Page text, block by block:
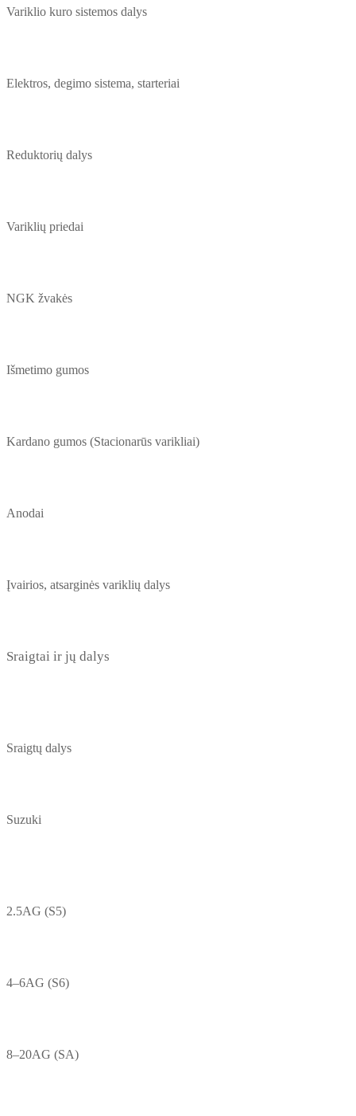
Variklio kuro sistemos dalys
Elektros, degimo sistema, starteriai
Reduktorių dalys
Variklių priedai
NGK žvakės
Išmetimo gumos
Kardano gumos (Stacionarūs varikliai)
Anodai
Įvairios, atsarginės variklių dalys
Sraigtai ir jų dalys
Sraigtų dalys
Suzuki
2.5AG (S5)
4–6AG (S6)
8–20AG (SA)